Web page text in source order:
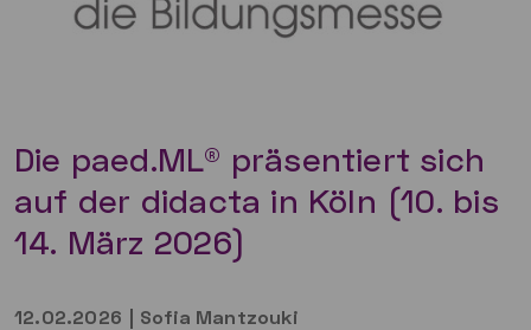
Die paed.ML® präsentiert sich
auf der didacta in Köln (10. bis
14. März 2026)
12.02.2026 | Sofia Mantzouki